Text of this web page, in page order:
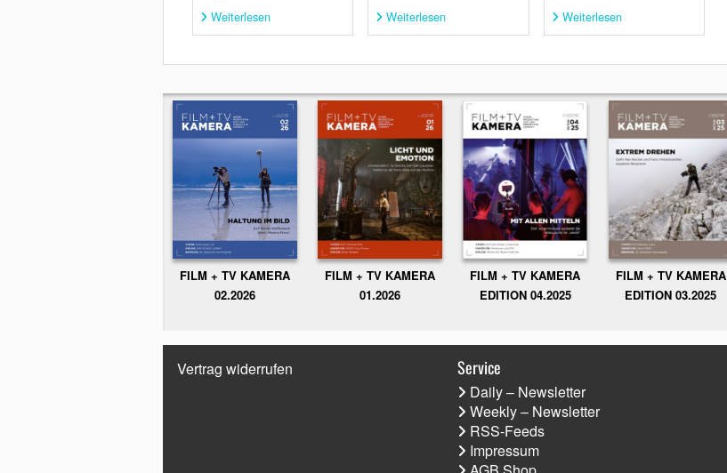
Weiterlesen Weiterlesen Weiterlesen
FILM + TV KAMERA
02.2026
FILM + TV KAMERA
01.2026
FILM + TV KAMERA
EDITION 04.2025
FILM + TV KAMERA
EDITION 03.2025
Vertrag widerrufen Service
Daily – Newsletter
Weekly – Newsletter
RSS-Feeds
Impressum